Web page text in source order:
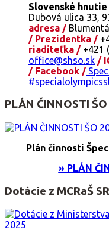
Slovenské
Dubová ulica 33,
adresa /
/ Prezidentka /
riaditeľka /+421
office@shso.sk /
/ Facebook /
PLÁN ČINNOSTI
Plán činnosti
» PLÁN
Dotácie z MCRaŠ